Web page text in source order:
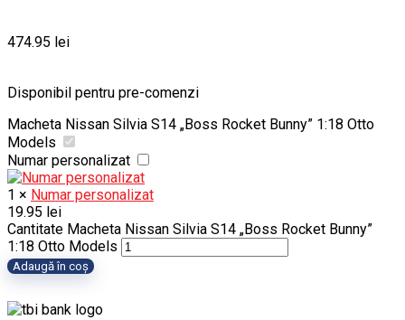
474.95 lei
Disponibil pentru pre-comenzi
Macheta Nissan Silvia S14 „Boss Rocket Bunny” 1:18 Otto
Models
Numar personalizat
1 × Numar personalizat
19.95 lei
Cantitate Macheta Nissan Silvia S14 „Boss Rocket Bunny”
1:18 Otto Models
Adaugă în coș